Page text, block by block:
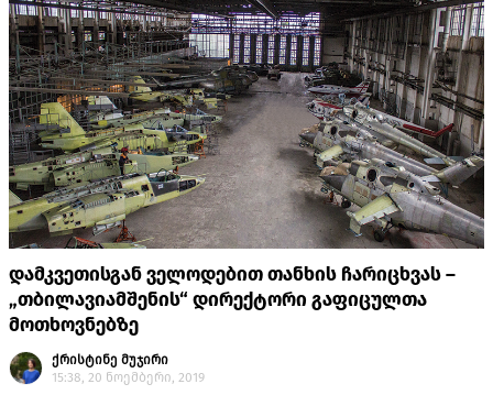
დამკვეთისგან ველოდებით თანხის ჩარიცხვას –
„თბილავიამშენის“ დირექტორი გაფიცულთა
მოთხოვნებზე
ქრისტინე მუჯირი
15:38, 20 ნოემბერი, 2019